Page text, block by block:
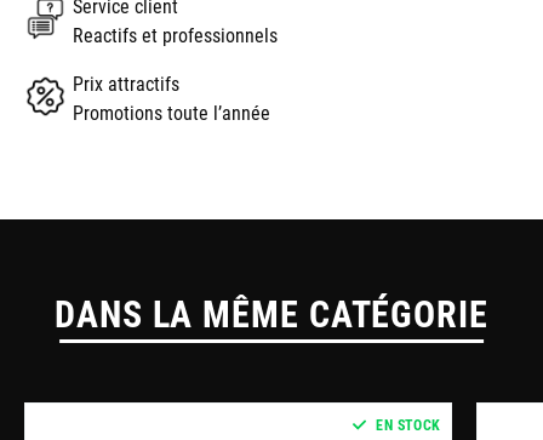
Service client
Reactifs et professionnels
Prix attractifs
Promotions toute l’année
DANS LA MÊME CATÉGORIE
EN STOCK